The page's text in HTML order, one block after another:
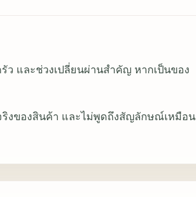
และช่วงเปลี่ยนผ่านสำคัญ หากเป็นของ
งของสินค้า และไม่พูดถึงสัญลักษณ์เหมือน